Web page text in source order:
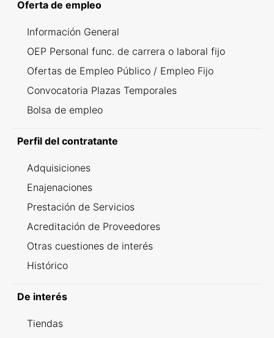
Oferta de empleo
Información General
OEP Personal func. de carrera o laboral fijo
Ofertas de Empleo Público / Empleo Fijo
Convocatoria Plazas Temporales
Bolsa de empleo
Perfil del contratante
Adquisiciones
Enajenaciones
Prestación de Servicios
Acreditación de Proveedores
Otras cuestiones de interés
Histórico
De interés
Tiendas